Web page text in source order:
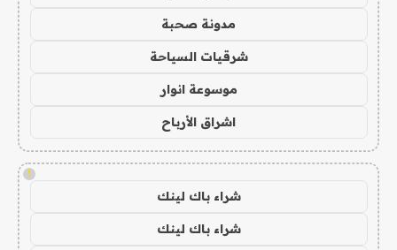
مدونة صحبة
شرقيات السياحة
موسوعة انوار
اشراق الأرباح
!
شراء باك لينك
شراء باك لينك